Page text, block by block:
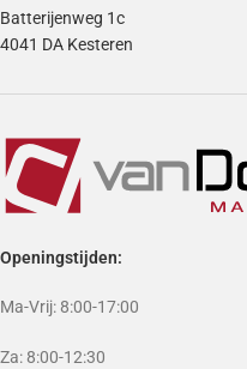
Batterijenweg 1c
4041 DA Kesteren
Openingstijden:
Ma-Vrij: 8:00-17:00
Za: 8:00-12:30